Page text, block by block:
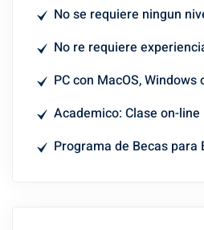
No se requiere ningun
No re requiere
PC con MacOS, Windows
Academico: Clase on-line
Programa de Becas para